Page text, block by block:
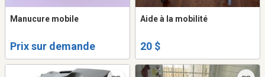
Manucure mobile
Prix sur demande
Aide à la mobilité
20 $